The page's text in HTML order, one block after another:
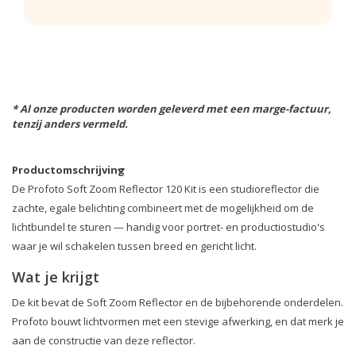
* Al onze producten worden geleverd met een marge-factuur,
tenzij anders vermeld.
Productomschrijving
De Profoto Soft Zoom Reflector 120 Kit is een studioreflector die
zachte, egale belichting combineert met de mogelijkheid om de
lichtbundel te sturen — handig voor portret- en productiostudio's
waar je wil schakelen tussen breed en gericht licht.
Wat je krijgt
De kit bevat de Soft Zoom Reflector en de bijbehorende onderdelen.
Profoto bouwt lichtvormen met een stevige afwerking, en dat merk je
aan de constructie van deze reflector.